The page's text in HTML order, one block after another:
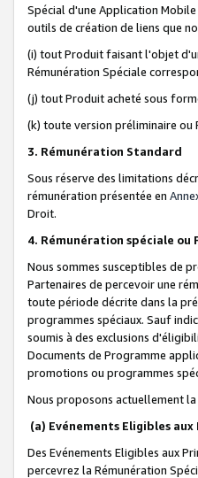
Spécial d'une Application Mobile
outils de création de liens que
(i) tout Produit faisant l'objet
Rémunération Spéciale
(j) tout Produit acheté sous
(k) toute version préliminaire ou
3. Rémunération Standard
Sous réserve des limitations
rémunération présentée en
Droit.
4. Rémunération spéciale ou
Nous sommes susceptibles de
Partenaires de percevoir une
toute période décrite dans la
programmes spéciaux. Sauf
soumis à des exclusions
Documents de Programme
promotions ou programmes
Nous proposons actuellement
(a) Evénements Eligibles aux
Des Evénements Eligibles aux
percevrez la Rémunération